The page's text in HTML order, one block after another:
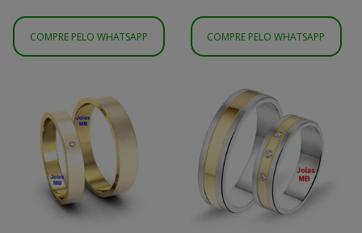
COMPRE PELO WHATSAPP COMPRE PELO WHATSAPP